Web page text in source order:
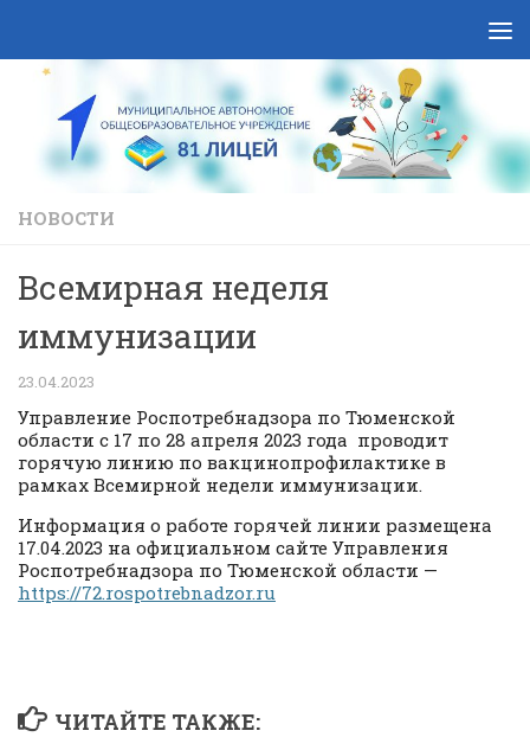
НОВОСТИ
Всемирная неделя
иммунизации
23.04.2023
Управление Роспотребнадзора по Тюменской
области с 17 по 28 апреля 2023 года проводит
горячую линию по вакцинопрофилактике в
рамках Всемирной недели иммунизации.
Информация о работе горячей линии размещена
17.04.2023 на официальном сайте Управления
Роспотребнадзора по Тюменской области —
https://72.rospotrebnadzor.ru
ЧИТАЙТЕ ТАКЖЕ: